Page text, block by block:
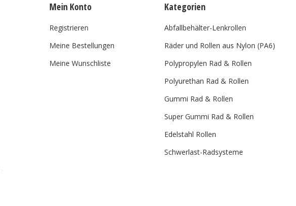
Mein Konto
Registrieren
Meine Bestellungen
Meine Wunschliste
Kategorien
Abfallbehälter-Lenkrollen
Räder und Rollen aus Nylon (PA6)
Polypropylen Rad & Rollen
Polyurethan Rad & Rollen
Gummi Rad & Rollen
Super Gummi Rad & Rollen
Edelstahl Rollen
Schwerlast-Radsysteme